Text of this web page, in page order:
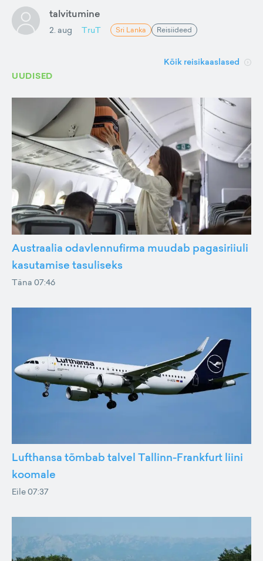
talvitumine
2. aug TruT Sri Lanka Reisiideed
Kõik reisikaaslased
UUDISED
Austraalia odavlennufirma muudab pagasiriiuli
kasutamise tasuliseks
Täna 07:46
Lufthansa tõmbab talvel Tallinn-Frankfurt liini
koomale
Eile 07:37